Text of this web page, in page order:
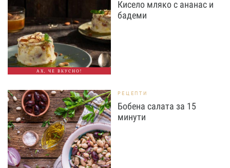
АХ, ЧЕ ВКУСНО!
Кисело мляко с ананас и
бадеми
РЕЦЕПТИ
Бобена салата за 15
минути